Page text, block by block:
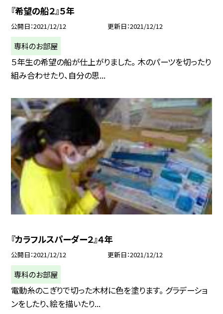
『希望の船２』５年
公開日 2021/12/12 更新日 2021/12/12
専科のお部屋
５年生の希望の船が仕上がりました。 木のパーツを切ったり
組み合わせたり、自分の思...
『カラフルスパーダー２』４年
公開日 2021/12/12 更新日 2021/12/12
専科のお部屋
電動糸のこぎりで切った木材に色を塗ります。 グラデーショ
ンをしたり、絵を描いたり...